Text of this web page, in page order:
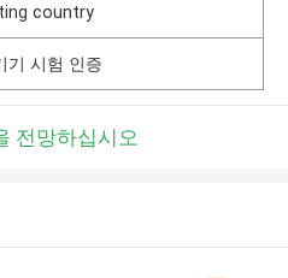
country
기 시험 인증
전망하십시오